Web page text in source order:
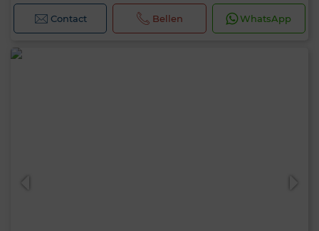
Contact Bellen WhatsApp